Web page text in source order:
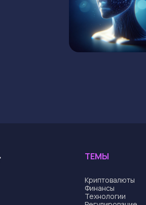
ТЕМЫ
Криптовалюты
Финансы
Технологии